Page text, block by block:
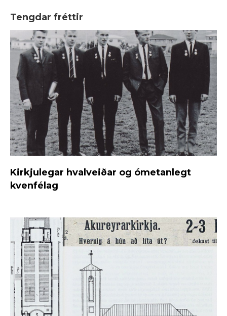
Tengdar fréttir
Kirkjulegar hvalveiðar og ómetanlegt
kvenfélag